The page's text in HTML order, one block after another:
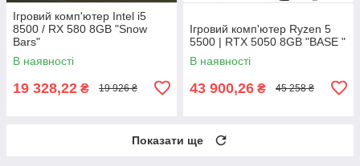
Ігровий комп'ютер Intel i5
8500 / RX 580 8GB "Snow
Bars"
В наявності
19 328,22 ₴ 19 926 ₴
Ігровий комп'ютер Ryzen 5
5500 | RTX 5050 8GB "BASE "
В наявності
43 900,26 ₴ 45 258 ₴
Показати ще